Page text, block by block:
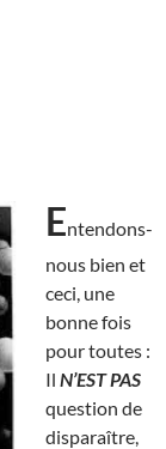
Entendons-
nous bien et
ceci, une
bonne fois
pour toutes :
Il N’EST PAS
question de
disparaître,